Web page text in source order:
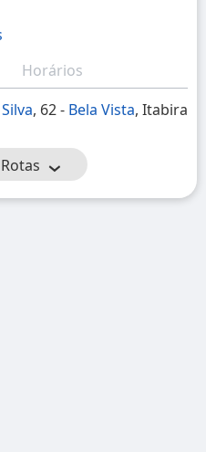
Horários
, 62 - Bela Vista, Itabira
Rotas